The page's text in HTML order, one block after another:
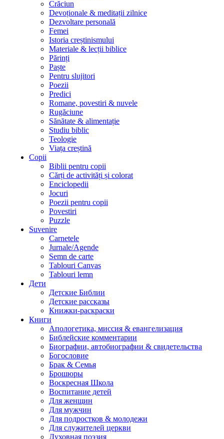
Crăciun
Devoționale & meditații zilnice
Dezvoltare personală
Femei
Istoria creștinismului
Materiale & lecții biblice
Părinți
Paște
Pentru slujitori
Poezii
Predici
Romane, povestiri & nuvele
Rugăciune
Sănătate & alimentație
Studiu biblic
Teologie
Viața creștină
Copii
Biblii pentru copii
Cărți de activități și colorat
Enciclopedii
Jocuri
Poezii pentru copii
Povestiri
Puzzle
Suvenire
Carnetele
Jurnale/Agende
Semn de carte
Tablouri Canvas
Tablouri lemn
Дети
Детские Библии
Детские рассказы
Книжки-раскраски
Книги
Апологетика, миссия & евангелизация
Библейские комментарии
Биографии, автобиографии & свидетельства
Богословие
Брак & Семья
Брошюры
Воскресная Школа
Воспитание детей
Для женщин
Для мужчин
Для подростков & молодежи
Для служителей церкви
Духовная поэзия